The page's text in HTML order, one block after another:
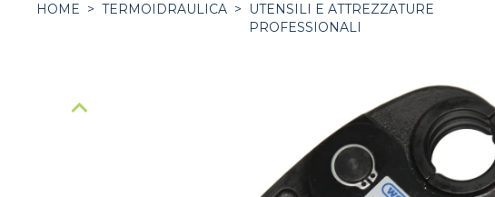
HOME > TERMOIDRAULICA >
UTENSILI E ATTREZZATURE
PROFESSIONALI